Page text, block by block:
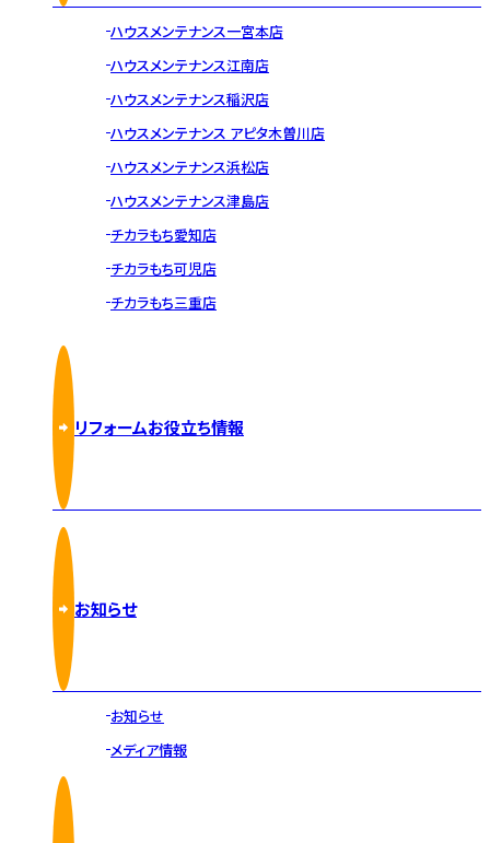
ハウスメンテナンス一宮本店
ハウスメンテナンス江南店
ハウスメンテナンス稲沢店
ハウスメンテナンス アピタ木曽川店
ハウスメンテナンス浜松店
ハウスメンテナンス津島店
チカラもち愛知店
チカラもち可児店
チカラもち三重店
リフォームお役立ち情報
お知らせ
お知らせ
メディア情報